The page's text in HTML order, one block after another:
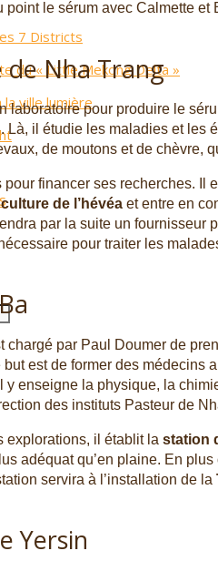
7 Districts
du « Little Mekong Delta »
ville lumière
point le sérum avec Calmette
Nha Trang
laboratoire pour produire le
Là, il étudie les maladies et
de moutons et de chèvre,
financer ses recherches. Il
culture de l’hévéa et entre en
par la suite un fournisseur
pour traiter les
chargé par Paul Doumer de
est de former des médecins
y enseigne la physique, la
des instituts Pasteur de
explorations, il établit la station
adéquat qu’en plaine. En
servira à l’installation de la
Yersin